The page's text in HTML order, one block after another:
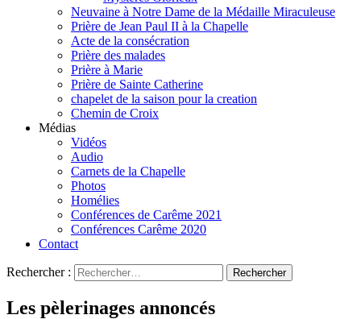
Neuvaine à Notre Dame de la Médaille Miraculeuse
Prière de Jean Paul II à la Chapelle
Acte de la consécration
Prière des malades
Prière à Marie
Prière de Sainte Catherine
chapelet de la saison pour la creation
Chemin de Croix
Médias
Vidéos
Audio
Carnets de la Chapelle
Photos
Homélies
Conférences de Carême 2021
Conférences Carême 2020
Contact
Rechercher :
Les pèlerinages annoncés